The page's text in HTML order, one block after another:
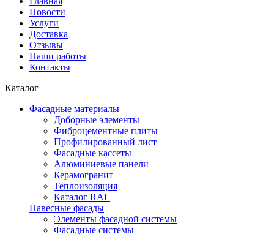
Новости
Услуги
Доставка
Отзывы
Наши работы
Контакты
Каталог
Фасадные материалы
Доборные элементы
Фиброцементные плиты
Профилированный лист
Фасадные кассеты
Алюминиевые панели
Керамогранит
Теплоизоляция
Каталог RAL
Навесные фасады
Элементы фасадной системы
Фасадные системы